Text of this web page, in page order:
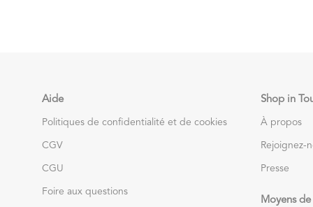
Aide
Politiques de confidentialité et de cookies
CGV
CGU
Foire aux questions
Shop in
À propos
Rejoignez-
Presse
Moyens